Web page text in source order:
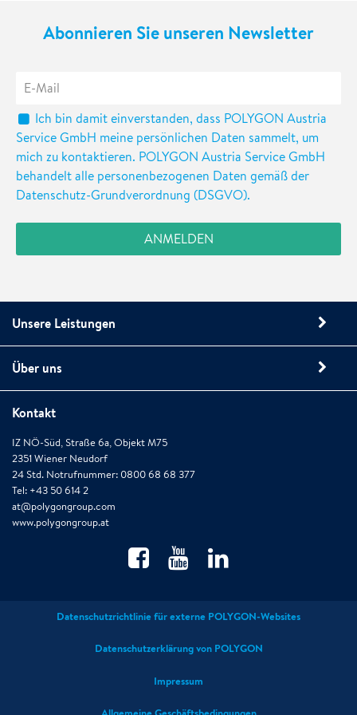
Abonnieren Sie unseren Newsletter
Ich bin damit einverstanden, dass POLYGON Austria
Service GmbH meine persönlichen Daten sammelt, um
mich zu kontaktieren. POLYGON Austria Service GmbH
behandelt alle personenbezogenen Daten gemäß der
Datenschutz-Grundverordnung (DSGVO).
Unsere Leistungen
Über uns
Kontakt
IZ NÖ-Süd, Straße 6a, Objekt M75
2351 Wiener Neudorf
24 Std. Notrufnummer: 0800 68 68 377
Tel: +43 50 614 2
at@polygongroup.com
www.polygongroup.at
Datenschutzrichtlinie für externe POLYGON-Websites
Datenschutzerklärung von POLYGON
Impressum